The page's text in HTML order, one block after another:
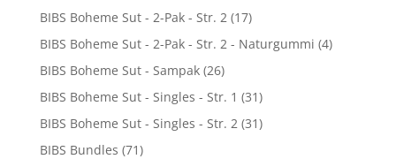
BIBS Boheme Sut - 2-Pak - Str. 2 (17)
BIBS Boheme Sut - 2-Pak - Str. 2 - Naturgummi (4)
BIBS Boheme Sut - Sampak (26)
BIBS Boheme Sut - Singles - Str. 1 (31)
BIBS Boheme Sut - Singles - Str. 2 (31)
BIBS Bundles (71)